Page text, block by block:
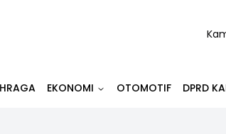
EKONOMI OTOMOTIF DPRD